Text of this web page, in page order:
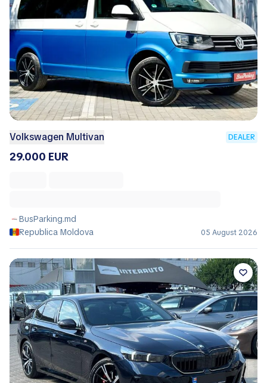
Volkswagen Multivan DEALER
29.000 EUR
BusParking.md
Republica Moldova
05 August 2026